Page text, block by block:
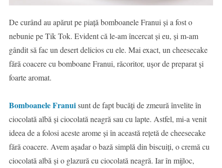
De curând au apărut pe piață bomboanele Franui și a fost o
nebunie pe Tik Tok. Evident că le-am încercat și eu, și m-am
gândit să fac un desert delicios cu ele. Mai exact, un cheesecake
fără coacere cu bomboane Franui, răcoritor, ușor de preparat și
foarte aromat.
Bomboanele Franuisunt de fapt bucăți de zmeură învelite în
ciocolată albă și ciocolată neagră sau cu lapte. Astfel, mi-a venit
ideea de a folosi aceste arome și în această rețetă de cheesecake
fără coacere. Avem așadar o bază simplă din biscuiți, o cremă cu
ciocolată albă și o glazură cu ciocolată neagră. Iar în mijloc,